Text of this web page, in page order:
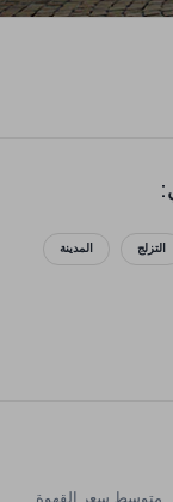
التزلج المدينة
متوسط سعر القهوة